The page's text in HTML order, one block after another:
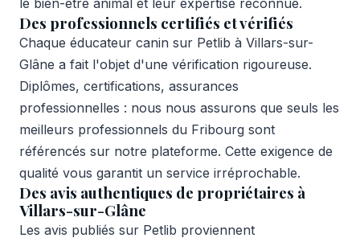
Des professionnels certifiés et vérifiés
Chaque éducateur canin sur Petlib à Villars-sur-
Glâne a fait l'objet d'une vérification rigoureuse.
Diplômes, certifications, assurances
professionnelles : nous nous assurons que seuls les
meilleurs professionnels du Fribourg sont
référencés sur notre plateforme. Cette exigence de
qualité vous garantit un service irréprochable.
Des avis authentiques de propriétaires à
Villars-sur-Glâne
Les avis publiés sur Petlib proviennent